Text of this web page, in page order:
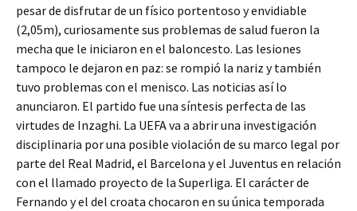
pesar de disfrutar de un físico portentoso y envidiable
(2,05m), curiosamente sus problemas de salud fueron la
mecha que le iniciaron en el baloncesto. Las lesiones
tampoco le dejaron en paz: se rompió la nariz y también
tuvo problemas con el menisco. Las noticias así lo
anunciaron. El partido fue una síntesis perfecta de las
virtudes de Inzaghi. La UEFA va a abrir una investigación
disciplinaria por una posible violación de su marco legal por
parte del Real Madrid, el Barcelona y el Juventus en relación
con el llamado proyecto de la Superliga. El carácter de
Fernando y el del croata chocaron en su única temporada